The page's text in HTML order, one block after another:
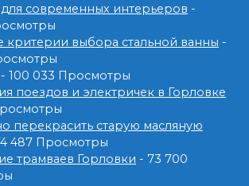
современных интерьеров -
критерии выбора стальной ванны -
- 100 033 Просмотры
поездов и электричек в Горловке
перекрасить старую масляную
487 Просмотры
трамваев Горловки - 73 700